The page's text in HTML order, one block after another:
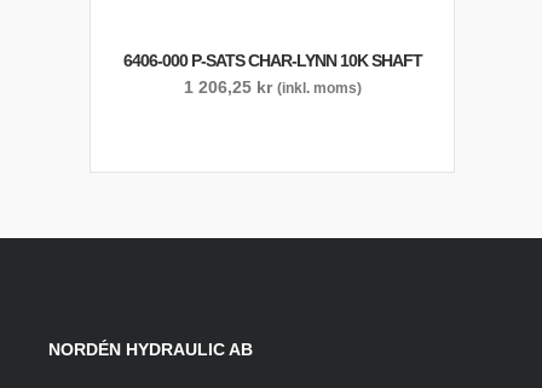
6406-000 P-SATS CHAR-LYNN 10K SHAFT
1 206,25 kr (inkl. moms)
NORDÉN HYDRAULIC AB